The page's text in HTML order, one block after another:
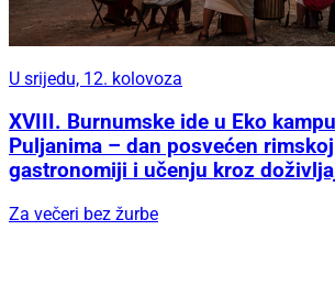
U srijedu, 12. kolovoza
XVIII. Burnumske ide u Eko
Puljanima – dan posvećen
gastronomiji i učenju kroz
Za večeri bez žurbe